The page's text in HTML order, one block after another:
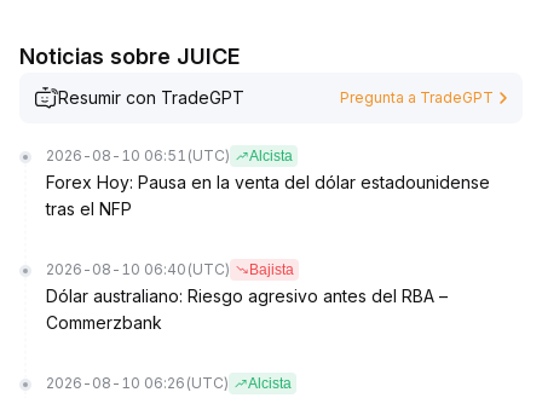
Noticias sobre JUICE
Resumir con TradeGPT Pregunta a TradeGPT
2026-08-10 06:51 (UTC) Alcista
Forex Hoy: Pausa en la venta del dólar estadounidense
tras el NFP
2026-08-10 06:40 (UTC) Bajista
Dólar australiano: Riesgo agresivo antes del RBA –
Commerzbank
2026-08-10 06:26 (UTC) Alcista